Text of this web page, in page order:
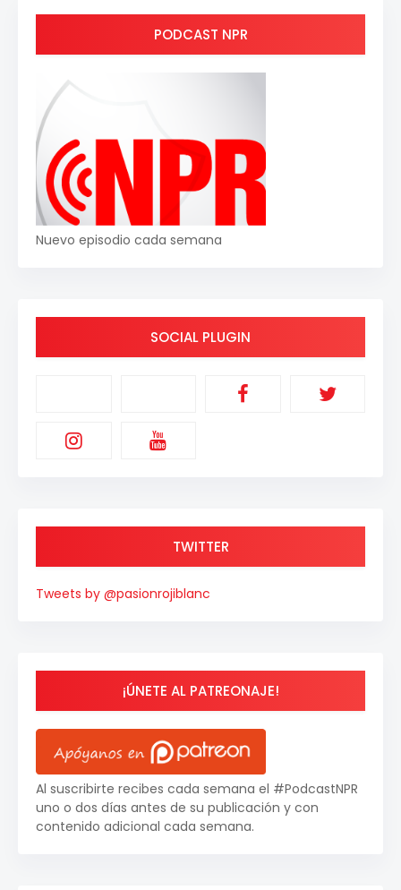
PODCAST NPR
Nuevo episodio cada semana
SOCIAL PLUGIN
TWITTER
Tweets by @pasionrojiblanc
¡ÚNETE AL PATREONAJE!
Al suscribirte recibes cada semana el #PodcastNPR
uno o dos días antes de su publicación y con
contenido adicional cada semana.